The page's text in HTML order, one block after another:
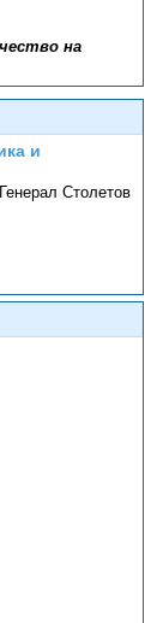
на
и
Столетов